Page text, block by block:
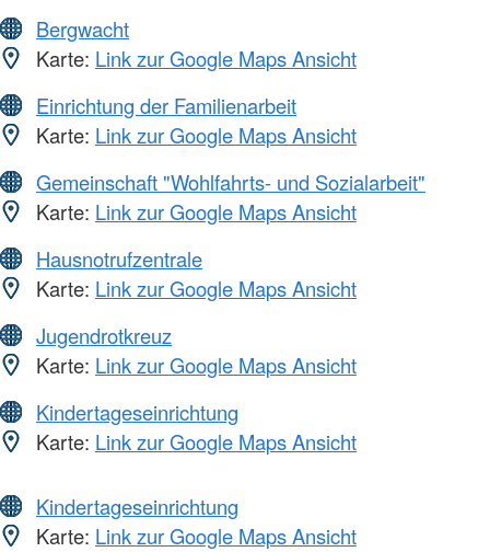
Bergwacht
Karte: Link zur Google Maps Ansicht
Einrichtung der Familienarbeit
Karte: Link zur Google Maps Ansicht
Gemeinschaft "Wohlfahrts- und Sozialarbeit"
Karte: Link zur Google Maps Ansicht
Hausnotrufzentrale
Karte: Link zur Google Maps Ansicht
Jugendrotkreuz
Karte: Link zur Google Maps Ansicht
Kindertageseinrichtung
Karte: Link zur Google Maps Ansicht
Kindertageseinrichtung
Karte: Link zur Google Maps Ansicht